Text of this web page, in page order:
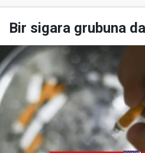
Bir sigara grubuna